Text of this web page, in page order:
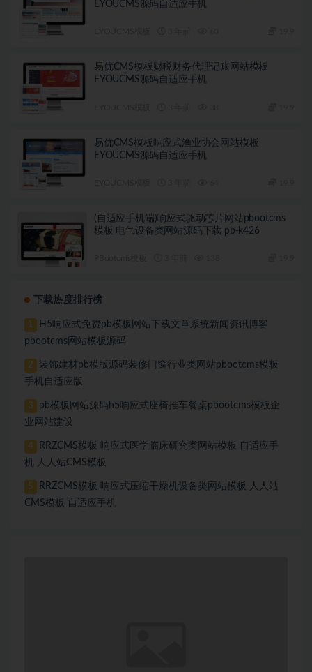
EYOUCMS源码自适应手机
易优CMS模板财税财务代理记账网站模板
EYOUCMS源码自适应手机
易优CMS模板响应式渔业协会网站模板
EYOUCMS源码自适应手机
(自适应手机端)响应式驱动芯片网站pbootcms
模板 电气设备类网站源码下载 pb-k426
下载热度排行榜
1
H5响应式免费pb模板网站下载文章系统新闻资讯博客
pbootcms网站模板源码
2
装饰建材pb模版源码装修门窗行业类网站pbootcms模板
手机自适应版
3
pb模板网站源码h5响应式座椅推车餐桌pbootcms模板企
业网站建设
4
RRZCMS模板 响应式医学临床研究类网站模板 自适应手
机 人人站CMS模板
5
RRZCMS模板 响应式压缩干燥机设备类网站模板 人人站
CMS模板 自适应手机